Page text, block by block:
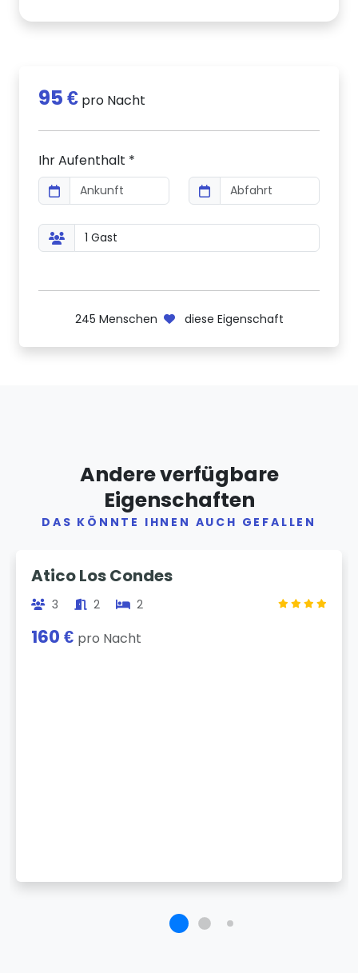
95 € pro Nacht
Ihr Aufenthalt *
245 Menschen diese Eigenschaft
Andere verfügbare
Eigenschaften
DAS KÖNNTE IHNEN AUCH GEFALLEN
Atico Los Condes
3 2 2
160 € pro Nacht